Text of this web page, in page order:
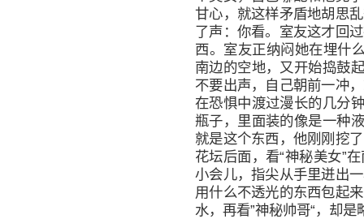
甘心，就这样矛盾地胡思
了声：你看。室友这才回
西。室友正纳闷她在埋什
南边的空地，又开始捣鼓
不要出声，自己朝前一冲
在恐惧中渡过漫长的几分
瓶子，里面装的像是一种
就是这个东西，他刚刚挖
花坛后面，看“神秘美女”
小会儿，指尖从手里迸出
用什么不透光的东西包起
水，再看”神秘帅哥“，却是